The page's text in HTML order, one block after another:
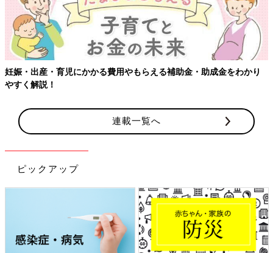
やもらえる補助金・助成金をわかり 【ワクチン接種できるもの
連載一覧へ
ピックアップ